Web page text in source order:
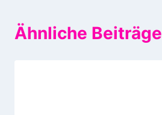
Ähnliche Beiträge